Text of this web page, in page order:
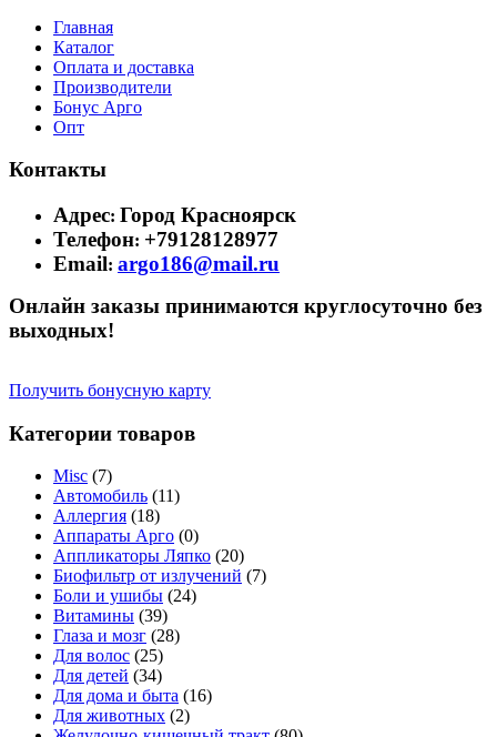
Главная
Каталог
Оплата и доставка
Производители
Бонус Арго
Опт
Контакты
Адрес: Город Красноярск
Телефон: +79128128977
Email: argo186@mail.ru
Онлайн заказы принимаются круглосуточно без
выходных!
Получить бонусную карту
Категории товаров
Misc (7)
Автомобиль (11)
Аллергия (18)
Аппараты Арго (0)
Аппликаторы Ляпко (20)
Биофильтр от излучений (7)
Боли и ушибы (24)
Витамины (39)
Глаза и мозг (28)
Для волос (25)
Для детей (34)
Для дома и быта (16)
Для животных (2)